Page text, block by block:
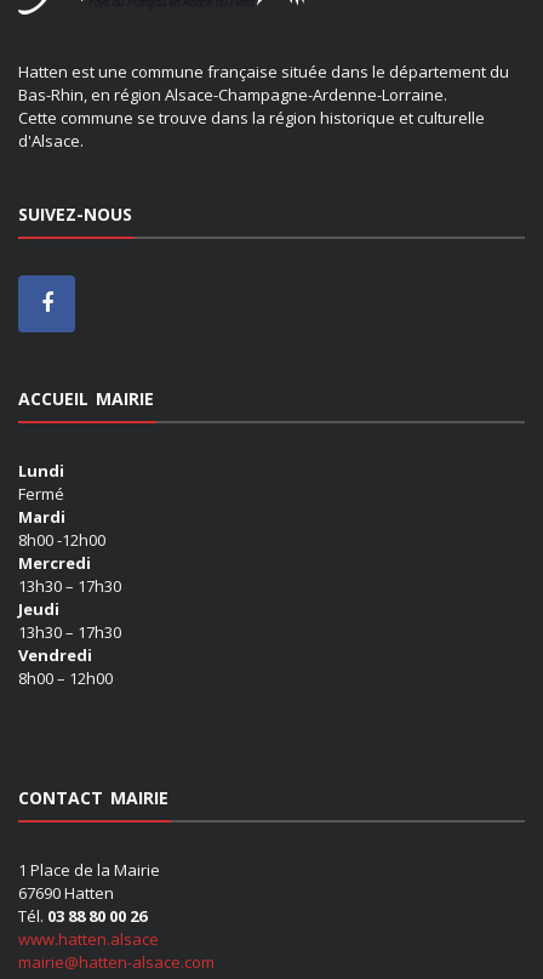
Hatten est une commune française située dans le département du
Bas-Rhin, en région Alsace-Champagne-Ardenne-Lorraine.
Cette commune se trouve dans la région historique et culturelle
d'Alsace.
SUIVEZ-NOUS
ACCUEIL MAIRIE
Lundi
Fermé
Mardi
8h00 -12h00
Mercredi
13h30 – 17h30
Jeudi
13h30 – 17h30
Vendredi
8h00 – 12h00
CONTACT MAIRIE
1 Place de la Mairie
67690 Hatten
Tél. 03 88 80 00 26
www.hatten.alsace
mairie@hatten-alsace.com